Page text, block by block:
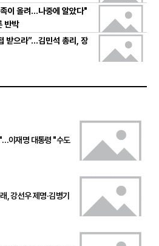
이 올려…나중에 알았다"
반박
받으라”…김민석 총리, 장
이재명 대통령 "수도
, 강선우 제명·김병기